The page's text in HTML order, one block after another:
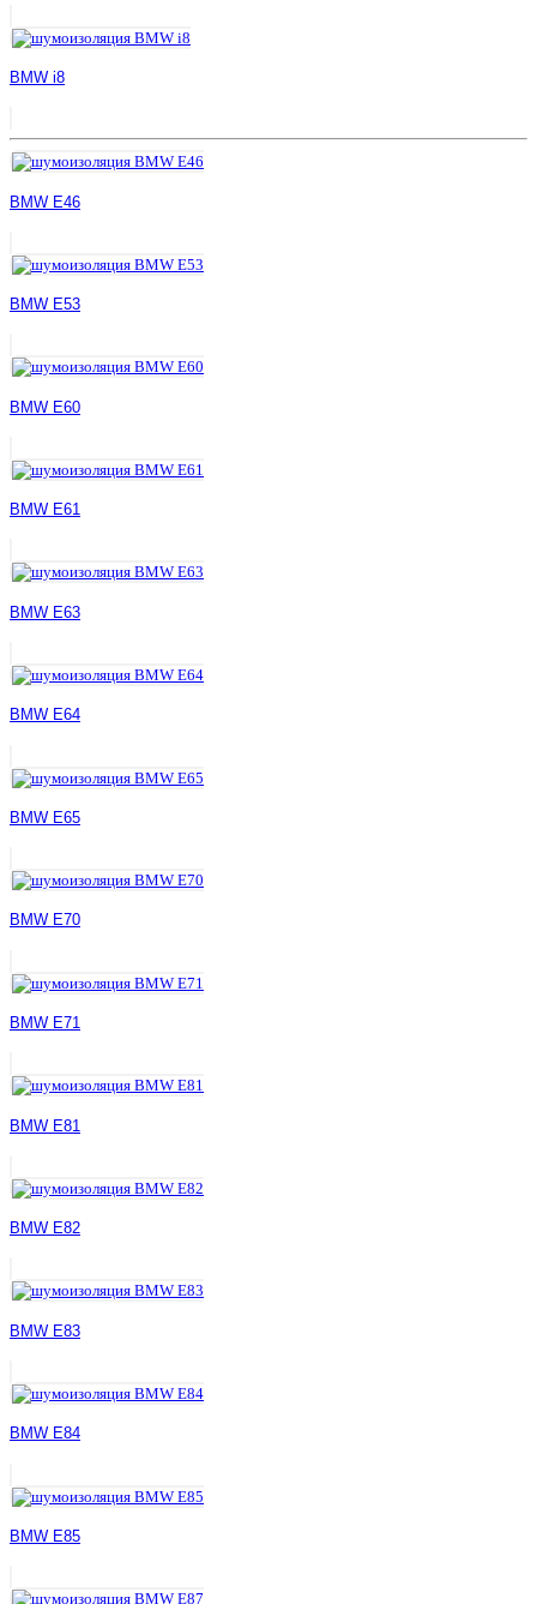
BMW i8
BMW E46
BMW E53
BMW E60
BMW E61
BMW E63
BMW E64
BMW E65
BMW E70
BMW E71
BMW E81
BMW E82
BMW E83
BMW E84
BMW E85